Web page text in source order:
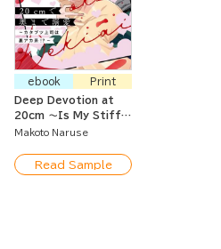
ebook
Print
Deep Devotion at
20cm ～Is My Stiff
Boss a Secret Social
Makoto Naruse
Read Sample